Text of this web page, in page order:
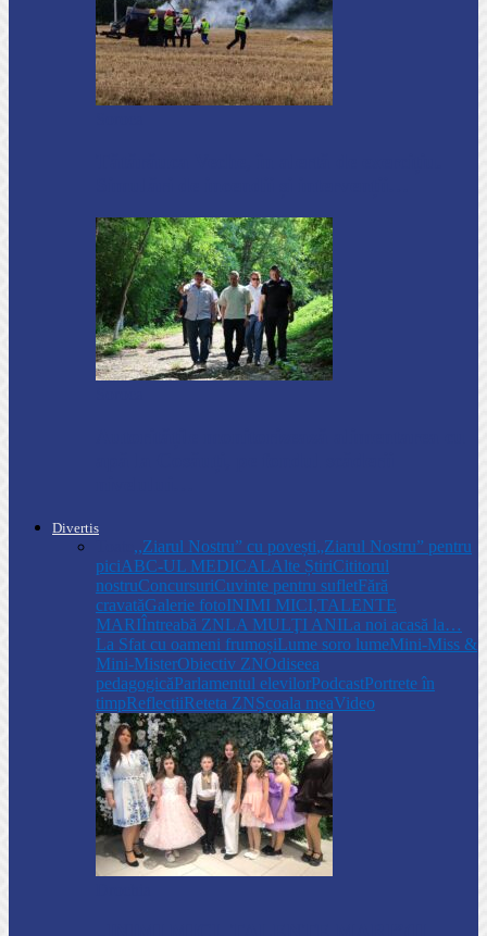
Divertis
,,Ziarul Nostru” cu povești„Ziarul Nostru” pentru
piciABC-UL MEDICALAlte ȘtiriCititorul
nostruConcursuriCuvinte pentru sufletFără
cravatăGalerie fotoINIMI MICI,TALENTE
MARIÎntreabă ZNLA MULŢI ANILa noi acasă la…
La Sfat cu oameni frumoșiLume soro lumeMini-Miss &
Mini-MisterObiectiv ZNOdiseea
pedagogicăParlamentul elevilorPodcastPortrete în
timpReflecțiiReteta ZNȘcoala meaVideo